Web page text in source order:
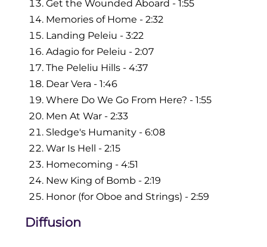
Get the Wounded Aboard - 1:55
Memories of Home - 2:32
Landing Peleiu - 3:22
Adagio for Peleiu - 2:07
The Peleliu Hills - 4:37
Dear Vera - 1:46
Where Do We Go From Here? - 1:55
Men At War - 2:33
Sledge's Humanity - 6:08
War Is Hell - 2:15
Homecoming - 4:51
New King of Bomb - 2:19
Honor (for Oboe and Strings) - 2:59
Diffusion